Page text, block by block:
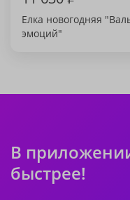
Елка новогодняя
эмоций"
В
быстрее!